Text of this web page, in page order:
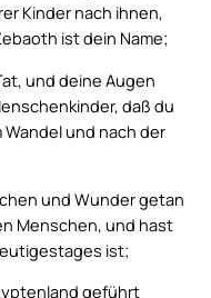
Kinder nach ihnen,
ist dein Name;
und deine Augen
daß du
und nach der
und Wunder getan
Menschen, und hast
ist;
geführt